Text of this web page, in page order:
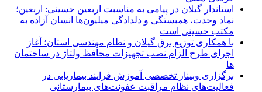
استاندار گیلان در پیامی به مناسبت اربعین حسینی: اربعین؛
نماد وحدت، همبستگی و دلدادگی میلیون‌ها انسان آزاده به
مکتب حسینی است
با همکاری توزیع برق گیلان و نظام مهندسی استان؛ آغاز
اجرای طرح الزام نصب تجهیزات محافظ ولتاژ در ساختمان
ها
برگزاری وبینار تخصصی آموزش فرایند بیماریابی در
فعالیت‌های نظام مراقبت عفونت‌های بیمارستانی